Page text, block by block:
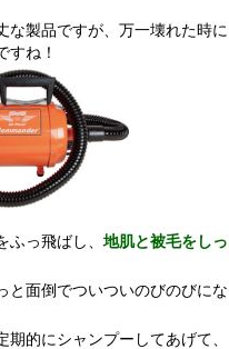
な製品ですが、万一壊れた時に
すね！
っ飛ばし、 地肌と被毛をしっ
と面倒でついついのびのびにな
的にシャンプーしてあげて、